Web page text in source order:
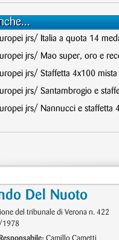
jrs/ Italia a quota 14
jrs/ Mao super, oro e
jrs/ Staffetta 4x100
jrs/ Santambrogio e
jrs/ Nannucci e staffetta
Del Nuoto
del tribunale di Verona n. 422
1978
Camillo Cametti